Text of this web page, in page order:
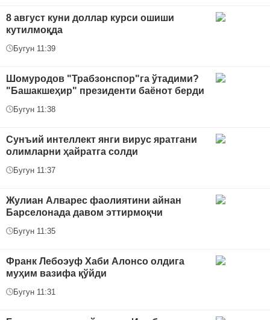
8 август куни доллар курси ошиши
кутилмоқда
Бугун 11:39
Шомуродов "Трабзонспор"га ўтадими?
"Башакшеҳир" президенти баёнот берди
Бугун 11:38
Сунъий интеллект янги вирус яратгани
олимларни ҳайратга солди
Бугун 11:37
Жулиан Алварес фаолиятини айнан
Барселонада давом эттирмоқчи
Бугун 11:35
Франк Лебоэуф Хаби Алонсо олдига
муҳим вазифа қўйди
Бугун 11:31